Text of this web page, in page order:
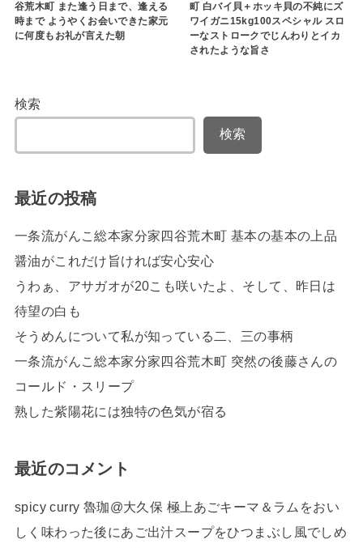
谷荒木町 また逢う日まで、逢える
時まで ようやくお会いできた家元
に何度もお礼が言えた朝
町 白バイ貝＋ホッキ貝の不純にズ
ワイガニ15kg100スペシャル スロ
ーなストロークでじんわりとイカ
されたような旨さ
検索
検索
最近の投稿
一条流がんこ総本家分家四谷荒木町 基本の基本の上品
醤油がこれだけ旨ければ安心安心
うわぁ、アサガオが20こも咲いたよ、そして、昨日は
待望の白も
そうめんについて私が知っている二、三の事柄
一条流がんこ総本家分家四谷荒木町 突然の後藤さんの
コールド・スリープ
熟した紫陽花には独特の色気が宿る
最近のコメント
spicy curry 魯珈@大久保 極上あごキーマ＆ラムをおい
しく味わった後にあご出汁スープをひつまぶし風でしめ